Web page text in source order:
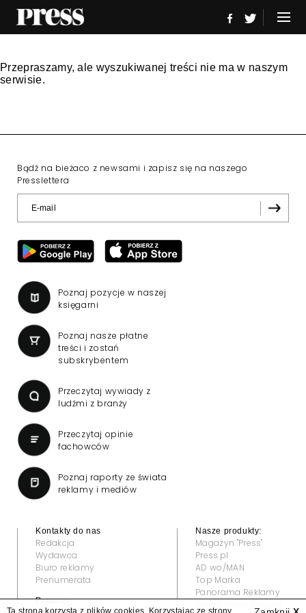
Przepraszamy, ale wyszukiwanej treści nie ma w naszym
serwisie.
Bądź na bieżaco z newsami i zapisz się na naszego
Presslettera
Poznaj pozycje w naszej
księgarni
Poznaj nasze płatne
treści i zostań
subskrybentem
Przeczytaj wywiady z
ludźmi z branży
Przeczytaj opinie
fachowców
Poznaj raporty ze świata
reklamy i mediów
Kontakty do nas
Redakcja
Wydawca
Biuro reklamy
Prenumerata
Prawne:
Nasze produkty:
Magazyn "Press"
Press.pl
AD wo/MAN
Top Marka
Panorama Reklamy
Ta strona korzysta z plików cookies. Korzystając ze strony